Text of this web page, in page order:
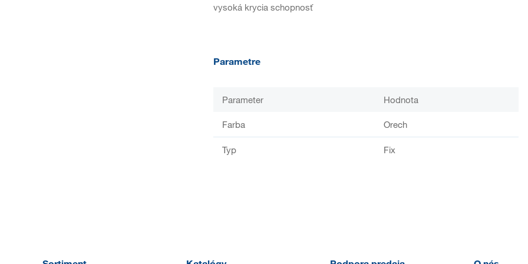
vysoká krycia schopnosť
Parametre
Parameter Hodnota
Farba Orech
Typ Fix